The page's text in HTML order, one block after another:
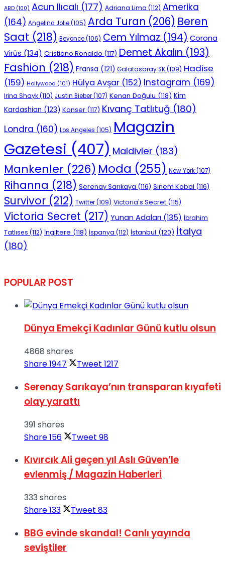
ABD (100) Acun Ilıcalı (177) Adriana Lima (112) Amerika
(164) Angelina Jolie(105) Arda Turan (206) Beren
Saat (218) Beyonce(106) Cem Yılmaz (194) Corona
Virüs (134) Cristiano Ronaldo (117) Demet Akalın (193)
Fashion (218) Fransa (121) Galatasaray SK(109) Hadise
(159) Hollywood (101) Hülya Avşar (152) Instagram (169)
Irina Shayk(110) Justin Bieber(107) Kenan Doğulu (118) Kim
Kardashian (123) Konser (117) Kıvanç Tatlıtuğ (180)
Londra (160) Los Angeles (105) Magazin
Gazetesi (407) Maldivler (183)
Mankenler (226) Moda (255) New York(107)
Rihanna (218) Serenay Sarıkaya (116) Sinem Kobal (116)
Survivor (212) Twitter(109) Victoria's Secret (115)
Victoria Secret (217) Yunan Adaları (135) İbrahim
Tatlıses (112) İngiltere (118) İspanya (112) İstanbul (120) İtalya
(180)
POPULAR POST
Dünya Emekçi Kadınlar Günü kutlu olsun
4868 shares
Share1947 Tweet 1217
Serenay Sarıkaya’nın transparan kıyafeti
olay yarattı
391 shares
Share156 Tweet 98
Kıvırcık Ali geçen yıl Aslı Güven’le
evlenmiş / Magazin Haberleri
333 shares
Share133 Tweet 83
BBG evinde skandal! Canlı yayında
seviştiler